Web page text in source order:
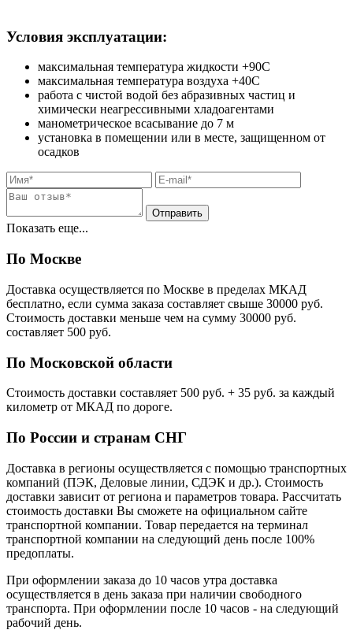
Условия эксплуатации:
максимальная температура жидкости +90С
максимальная температура воздуха +40С
работа с чистой водой без абразивных частиц и
химически неагрессивными хладоагентами
манометрическое всасывание до 7 м
установка в помещении или в месте, защищенном от
осадков
Показать еще...
По Москве
Доставка осуществляется по Москве в пределах МКАД
бесплатно, если сумма заказа составляет свыше 30000 руб.
Стоимость доставки меньше чем на сумму 30000 руб.
cоставляет 500 руб.
По Московской области
Стоимость доставки cоставляет 500 руб. + 35 руб. за каждый
километр от МКАД по дороге.
По России и странам СНГ
Доставка в регионы осуществляется с помощью транспортных
компаний (ПЭК, Деловые линии, СДЭК и др.). Стоимость
доставки зависит от региона и параметров товара. Рассчитать
стоимость доставки Вы сможете на официальном сайте
транспортной компании. Товар передается на терминал
транспортной компании на следующий день после 100%
предоплаты.
При оформлении заказа до 10 часов утра доставка
осуществляется в день заказа при наличии свободного
транспорта. При оформлении после 10 часов - на следующий
рабочий день.